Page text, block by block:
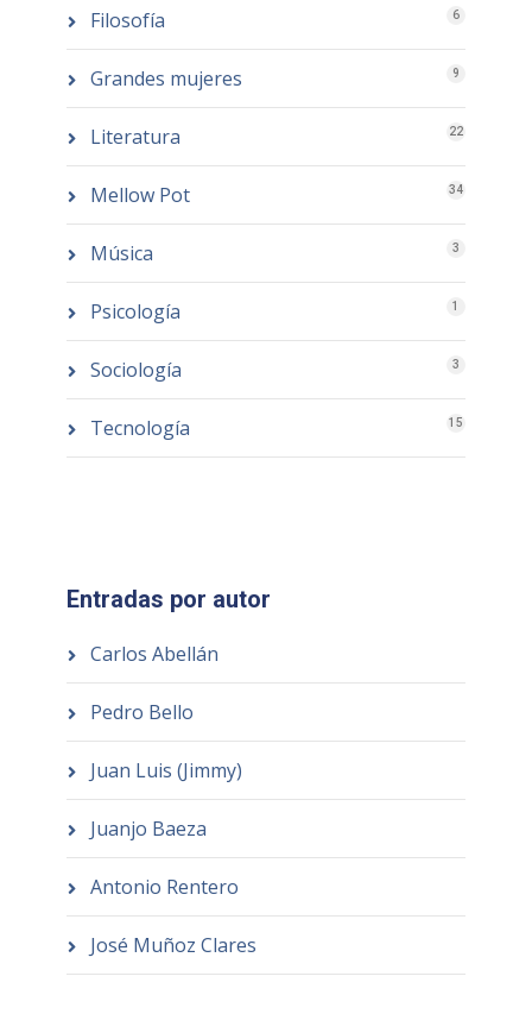
Filosofía 6
Grandes mujeres 9
Literatura 22
Mellow Pot 34
Música 3
Psicología 1
Sociología 3
Tecnología 15
Entradas por autor
Carlos Abellán
Pedro Bello
Juan Luis (Jimmy)
Juanjo Baeza
Antonio Rentero
José Muñoz Clares